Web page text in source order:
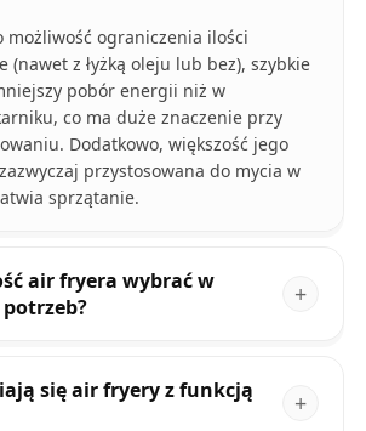
możliwość ograniczenia ilości
(nawet z łyżką oleju lub bez), szybkie
pobór energii niż w
co ma duże znaczenie przy
Dodatkowo, większość jego
przystosowana do mycia w
sprzątanie.
air fryera wybrać w
się air fryery z funkcją